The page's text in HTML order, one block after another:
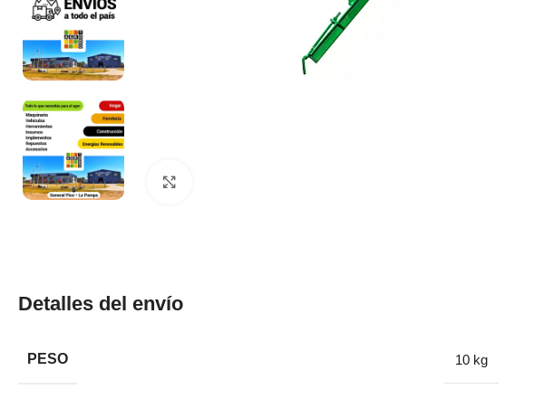
Detalles del envío
PESO 10 kg